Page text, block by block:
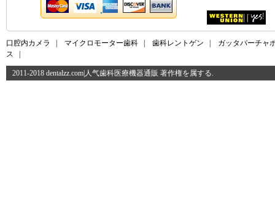
口腔内カメラ マイクロモーター歯科 歯科レントゲン
ガッタパーチャ
ス
2011-2018 dentalzz.com|人气歯科医療機器通販 著作権を属する.